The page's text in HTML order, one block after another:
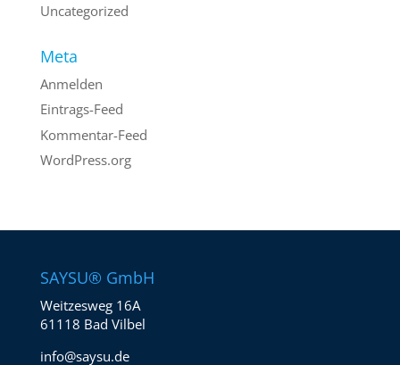
Uncategorized
Meta
Anmelden
Eintrags-Feed
Kommentar-Feed
WordPress.org
SAYSU® GmbH
Weitzesweg 16A
61118 Bad Vilbel
info@saysu.de